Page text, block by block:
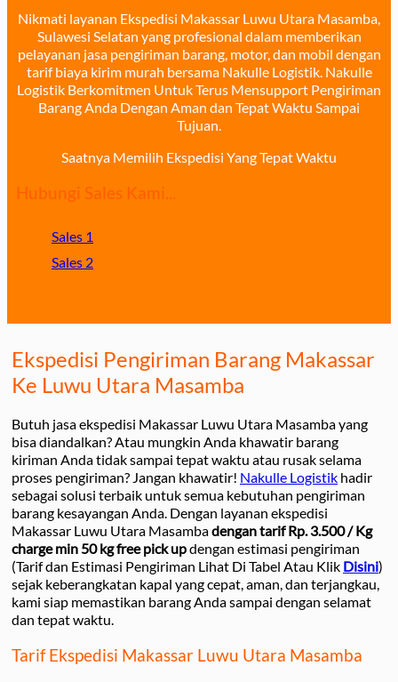
Nikmati layanan Ekspedisi Makassar Luwu Utara Masamba,
Sulawesi Selatan yang profesional dalam memberikan
pelayanan jasa pengiriman barang, motor, dan mobil dengan
tarif biaya kirim murah bersama Nakulle Logistik. Nakulle
Logistik Berkomitmen Untuk Terus Mensupport Pengiriman
Barang Anda Dengan Aman dan Tepat Waktu Sampai
Tujuan.
Saatnya Memilih Ekspedisi Yang Tepat Waktu
Hubungi Sales Kami...
Sales 1
Sales 2
Ekspedisi Pengiriman Barang Makassar
Ke Luwu Utara Masamba
Butuh jasa ekspedisi Makassar Luwu Utara Masamba yang
bisa diandalkan? Atau mungkin Anda khawatir barang
kiriman Anda tidak sampai tepat waktu atau rusak selama
proses pengiriman? Jangan khawatir! Nakulle Logistik hadir
sebagai solusi terbaik untuk semua kebutuhan pengiriman
barang kesayangan Anda. Dengan layanan ekspedisi
Makassar Luwu Utara Masambadengan tarif Rp. 3.500 / Kg
charge min 50 kg free pick updengan estimasi pengiriman
(Tarif dan Estimasi Pengiriman Lihat Di Tabel Atau Klik Disini)
sejak keberangkatan kapal yang cepat, aman, dan terjangkau,
kami siap memastikan barang Anda sampai dengan selamat
dan tepat waktu.
Tarif Ekspedisi Makassar Luwu Utara Masamba